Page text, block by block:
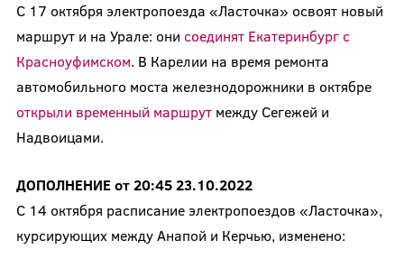
С 17 октября электропоезда «Ласточка» освоят новый
маршрут и на Урале: они соединят Екатеринбург с
Красноуфимском. В Карелии на время ремонта
автомобильного моста железнодорожники в октябре
открыли временный маршрутмежду Сегежей и
Надвоицами.
ДОПОЛНЕНИЕ от 20:45 23.10.2022
С 14 октября расписание электропоездов «Ласточка»,
курсирующих между Анапой и Керчью, изменено: